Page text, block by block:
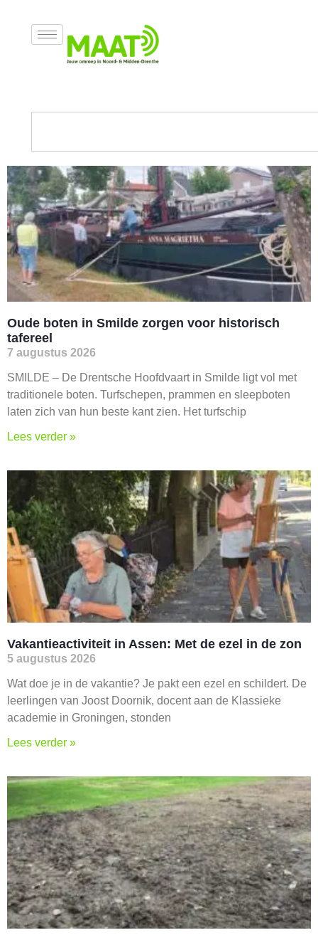
Oude boten in Smilde zorgen voor historisch
tafereel
7 augustus 2026
SMILDE – De Drentsche Hoofdvaart in Smilde ligt vol met
traditionele boten. Turfschepen, prammen en sleepboten
laten zich van hun beste kant zien. Het turfschip
Lees verder »
Vakantieactiviteit in Assen: Met de ezel in de zon
5 augustus 2026
Wat doe je in de vakantie? Je pakt een ezel en schildert. De
leerlingen van Joost Doornik, docent aan de Klassieke
academie in Groningen, stonden
Lees verder »